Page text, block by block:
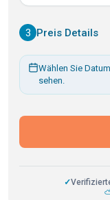
3 Preis Details
Wählen Sie
sehen.
✓